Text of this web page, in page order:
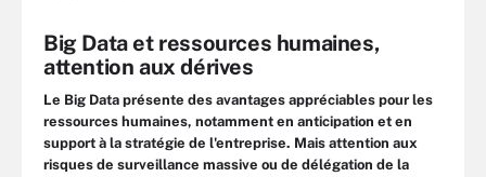
Big Data et ressources humaines,
attention aux dérives
Le Big Data présente des avantages appréciables pour les
ressources humaines, notamment en anticipation et en
support à la stratégie de l'entreprise. Mais attention aux
risques de surveillance massive ou de délégation de la